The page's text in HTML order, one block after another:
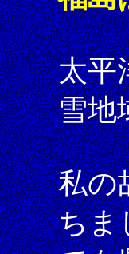
太平
雪地
私の
ちま